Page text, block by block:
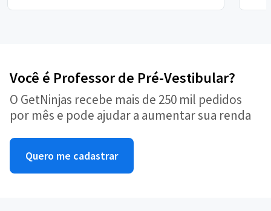
Você é Professor de Pré-Vestibular?
O GetNinjas recebe mais de 250 mil pedidos
por mês e pode ajudar a aumentar sua renda
Quero me cadastrar